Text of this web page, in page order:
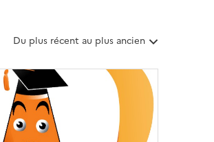
T
i
e
r
l
e
Du plus récent au plus ancien